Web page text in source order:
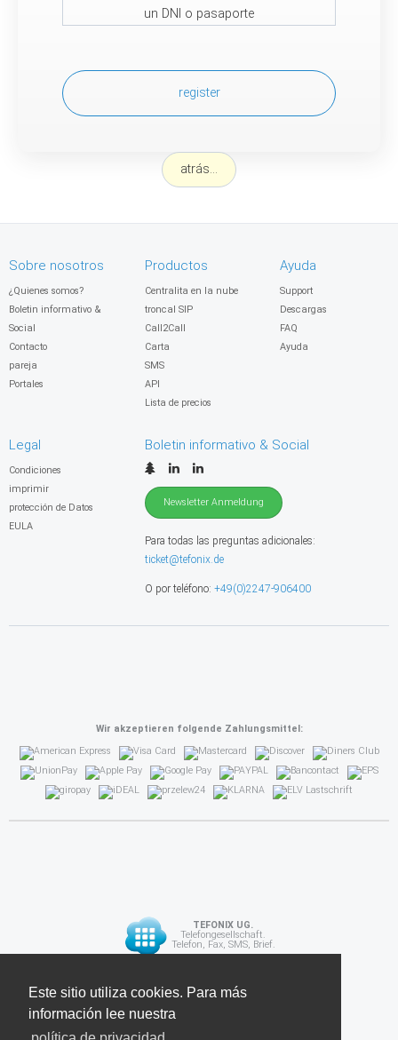
Diese Seite verwendet Cookies. Für weitere
Informationen lesen Sie unsere
Este sitio utiliza cookies. Para más
información lee nuestra
un DNI o pasaporte
register
atrás...
Sobre nosotros
¿Quienes somos?
Boletin informativo &
Social
Contacto
pareja
Portales
Productos
Centralita en la nube
troncal SIP
Call2Call
Carta
SMS
API
Lista de precios
Ayuda
Support
Descargas
FAQ
Ayuda
Legal
Condiciones
imprimir
protección de Datos
EULA
Boletin informativo & Social
Newsletter Anmeldung
Para todas las preguntas adicionales:
ticket@tefonix.de
O por teléfono: +49(0)2247-906400
Wir akzeptieren folgende Zahlungsmittel:
TEFONIX UG.
Telefongesellschaft.
Telefon, Fax, SMS, Brief.
API